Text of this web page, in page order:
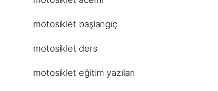
motosiklet başlangıç
motosiklet ders
motosiklet eğitim yazıları